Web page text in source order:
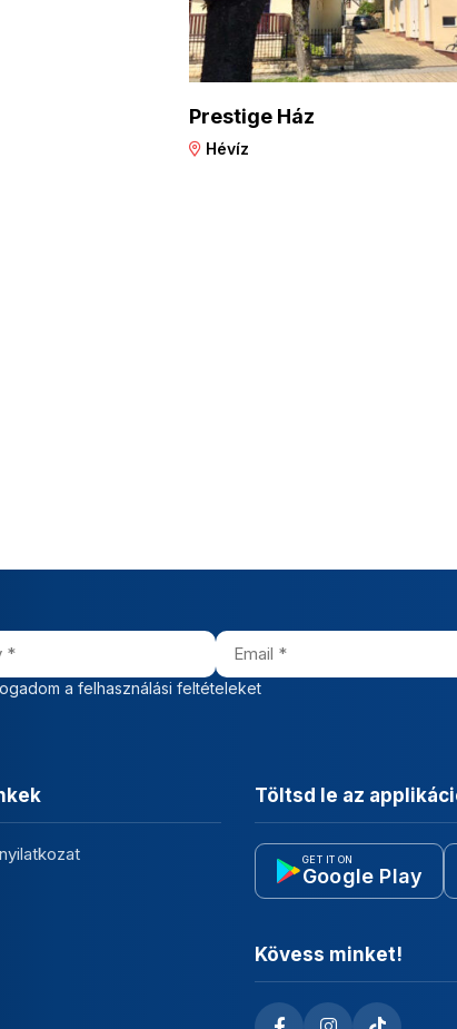
Prestige Ház
Hévíz
a felhasználási feltételeket
Töltsd le az
GET IT ON
Google Play
Kövess minket!